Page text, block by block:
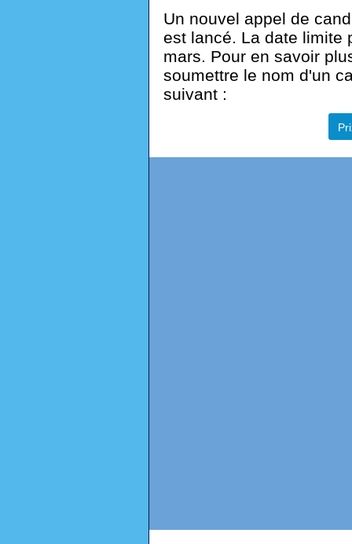
Un nouvel appel de
est lancé. La date limite
mars. Pour en savoir
soumettre le nom d'un
suivant :